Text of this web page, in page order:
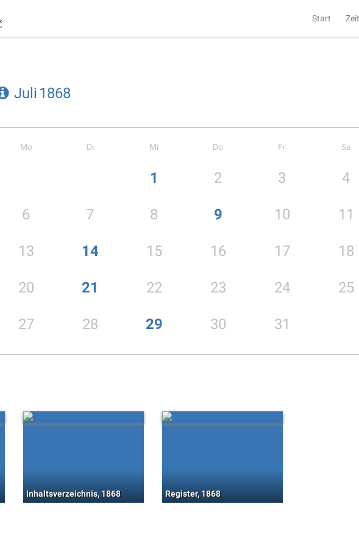
Start
Juli 1868
Mo Di Mi Do Fr Sa
1 2 3 4
6 7 8 9 10 11
13 14 15 16 17 18
20 21 22 23 24 25
27 28 29 30 31
Inhaltsverzeichnis, 1868 Register, 1868